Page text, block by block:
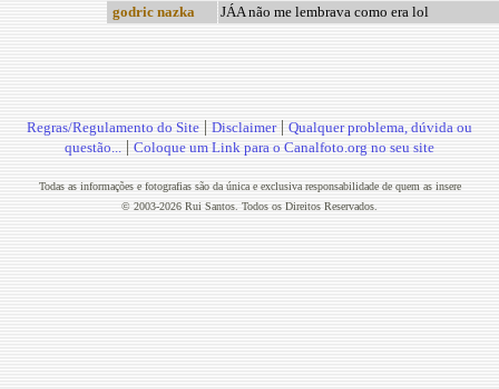
godric nazka
JÁA não me lembrava como era lol
Regras/Regulamento do Site | Disclaimer| Qualquer problema, dúvida ou
questão... | Coloque um Link para o Canalfoto.org no seu site
Todas as informações e fotografias são da única e exclusiva responsabilidade de quem as insere
© 2003-2026 Rui Santos. Todos os Direitos Reservados.